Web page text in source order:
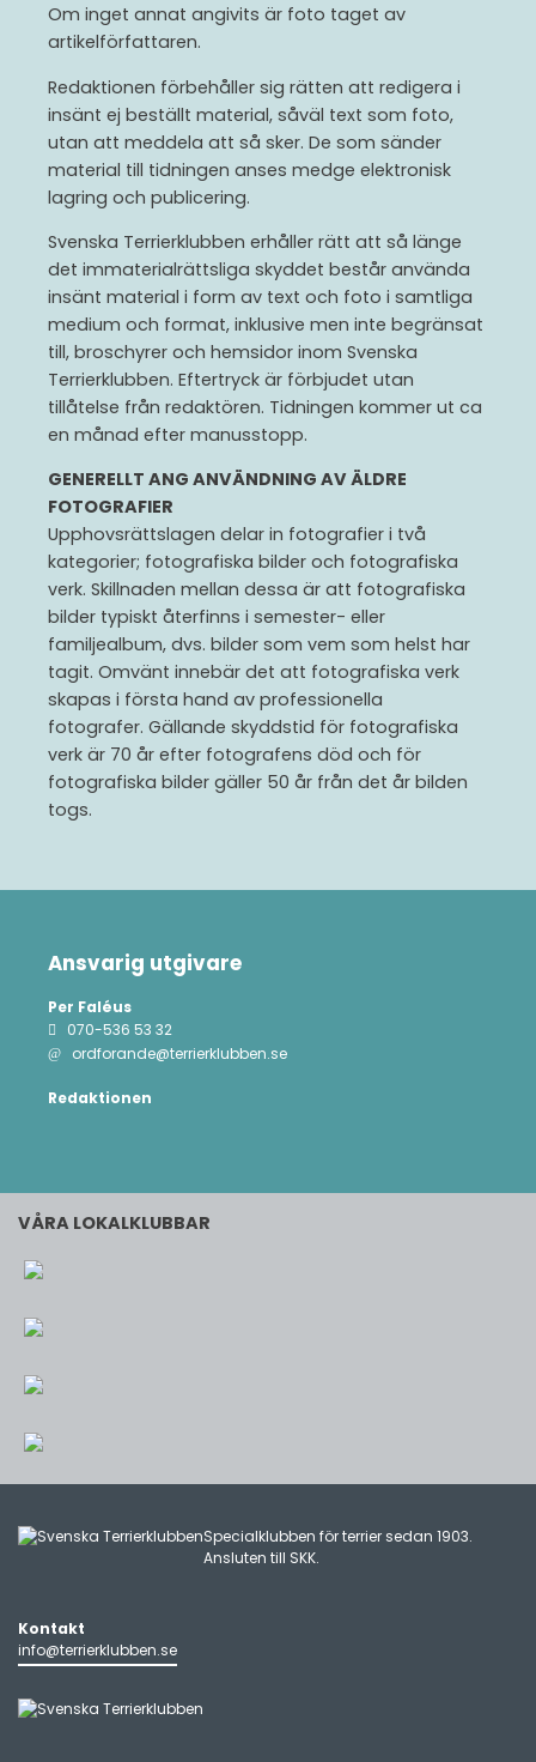
Om inget annat angivits är foto taget av
artikelförfattaren.
Redaktionen förbehåller sig rätten att redigera i
insänt ej beställt material, såväl text som foto,
utan att meddela att så sker. De som sänder
material till tidningen anses medge elektronisk
lagring och publicering.
Svenska Terrierklubben erhåller rätt att så länge
det immaterialrättsliga skyddet består använda
insänt material i form av text och foto i samtliga
medium och format, inklusive men inte begränsat
till, broschyrer och hemsidor inom Svenska
Terrierklubben. Eftertryck är förbjudet utan
tillåtelse från redaktören. Tidningen kommer ut ca
en månad efter manusstopp.
GENERELLT ANG ANVÄNDNING AV ÄLDRE
FOTOGRAFIER
Upphovsrättslagen delar in fotografier i två
kategorier; fotografiska bilder och fotografiska
verk. Skillnaden mellan dessa är att fotografiska
bilder typiskt återfinns i semester- eller
familjealbum, dvs. bilder som vem som helst har
tagit. Omvänt innebär det att fotografiska verk
skapas i första hand av professionella
fotografer. Gällande skyddstid för fotografiska
verk är 70 år efter fotografens död och för
fotografiska bilder gäller 50 år från det år bilden
togs.
Ansvarig utgivare
Per Faléus
070-536 53 32
ordforande@terrierklubben.se
Redaktionen
VÅRA LOKALKLUBBAR
Specialklubben för terrier sedan 1903.
Ansluten till SKK.
Kontakt
info@terrierklubben.se